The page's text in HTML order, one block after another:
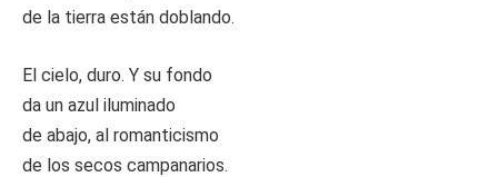
de la tierra están doblando.
El cielo, duro. Y su fondo
da un azul iluminado
de abajo, al romanticismo
de los secos campanarios.